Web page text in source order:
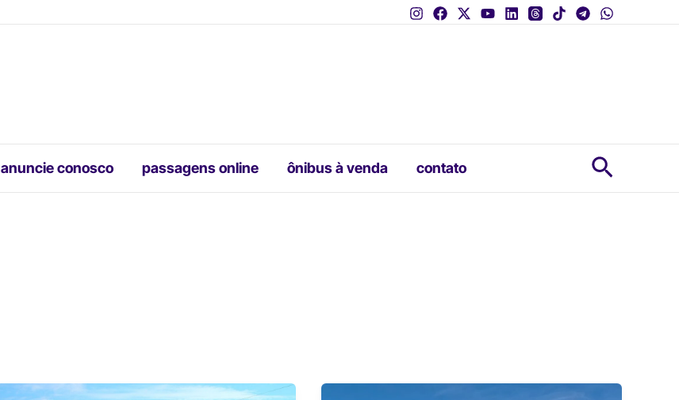
anuncie conosco passagens online ônibus à venda contato